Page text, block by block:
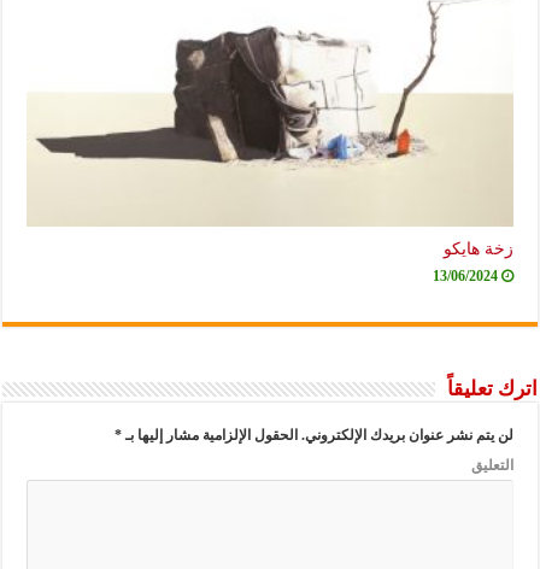
زخة هايكو
13/06/2024
اترك تعليقاً
لن يتم نشر عنوان بريدك الإلكتروني. الحقول الإلزامية مشار إليها بـ*
التعليق